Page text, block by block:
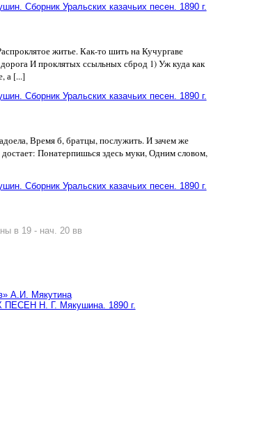
Сборник Уральских казачьих песен. 1890 г.
житье. Как-то шить на Кучургаве
И проклятых ссыльных сброд 1) Уж куда как
а [...]
Сборник Уральских казачьих песен. 1890 г.
Время б, братцы, послужить. И зачем же
Понатерпишься здесь муки, Одним словом,
Сборник Уральских казачьих песен. 1890 г.
в 19 - нач. 20 вв
А.И. Мякутина
Н. Г. Мякушина. 1890 г.